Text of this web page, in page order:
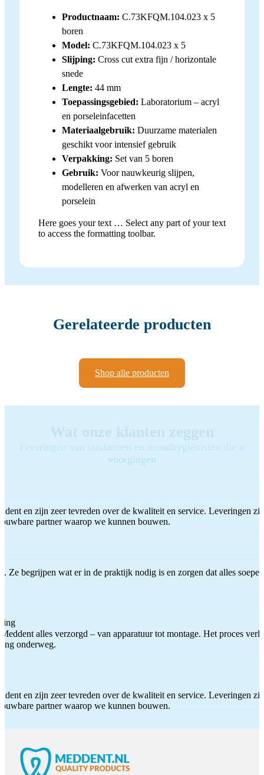
Productnaam: C.73KFQM.104.023 x 5
boren
Model: C.73KFQM.104.023 x 5
Slijping: Cross cut extra fijn / horizontale
snede
Lengte: 44 mm
Toepassingsgebied: Laboratorium – acryl
en porseleinfacetten
Materiaalgebruik: Duurzame materialen
geschikt voor intensief gebruik
Verpakking: Set van 5 boren
Gebruik: Voor nauwkeurig slijpen,
modelleren en afwerken van acryl en
porselein
Here goes your text … Select any part of your text
to access the formatting toolbar.
Gerelateerde producten
Shop alle producten
Ervaringen van tandartsen en mondhygiënisten die u
voorgingen
en zijn zeer tevreden over de kwaliteit en service. Leveringen
partner waarop we kunnen bouwen.
Ze begrijpen wat er in de praktijk nodig is en zorgen dat alles
alles verzorgd – van apparatuur tot montage. Het proces
onderweg.
en zijn zeer tevreden over de kwaliteit en service. Leveringen
partner waarop we kunnen bouwen.